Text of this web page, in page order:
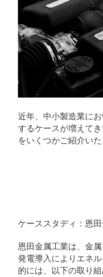
近年、中小製造業に
するケースが増えて
をいくつかご紹介いた
ケーススタディ：恩
恩田金属工業は、金
発電導入によりエネ
的には、以下の取り組